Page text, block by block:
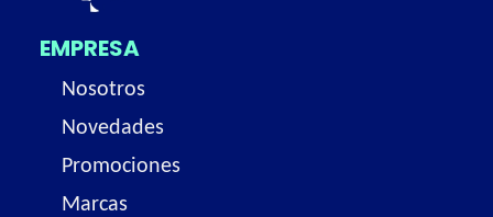
EMPRESA
Nosotros
Novedades
Promociones
Marcas